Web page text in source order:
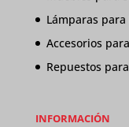
Lámparas
Accesorios
Repuestos
INFORMACIÓN